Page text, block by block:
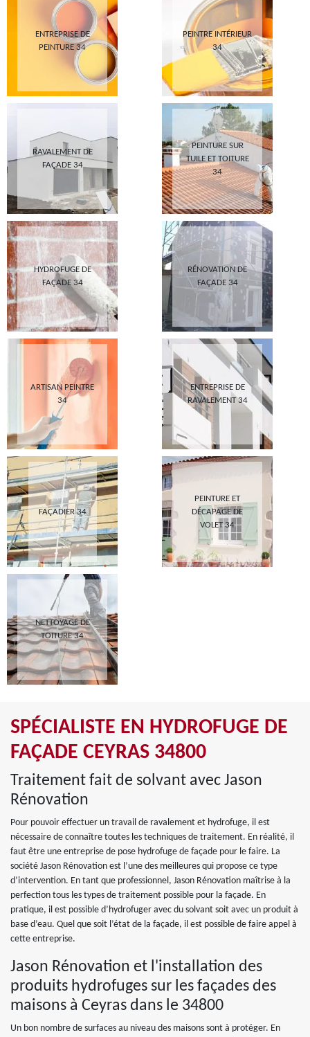
ENTREPRISE DE
PEINTURE 34
PEINTRE INTÉRIEUR
34
RAVALEMENT DE
FAÇADE 34
PEINTURE SUR
TUILE ET TOITURE
34
HYDROFUGE DE
FAÇADE 34
RÉNOVATION DE
FAÇADE 34
ARTISAN PEINTRE
34
ENTREPRISE DE
RAVALEMENT 34
FAÇADIER 34
PEINTURE ET
DÉCAPAGE DE
VOLET 34
NETTOYAGE DE
TOITURE 34
SPÉCIALISTE EN HYDROFUGE DE
FAÇADE CEYRAS 34800
Traitement fait de solvant avec Jason
Rénovation
Pour pouvoir effectuer un travail de ravalement et hydrofuge, il est
nécessaire de connaître toutes les techniques de traitement. En réalité, il
faut être une entreprise de pose hydrofuge de façade pour le faire. La
société Jason Rénovation est l’une des meilleures qui propose ce type
d’intervention. En tant que professionnel, Jason Rénovation maîtrise à la
perfection tous les types de traitement possible pour la façade. En
pratique, il est possible d’hydrofuger avec du solvant soit avec un produit à
base d’eau. Quel que soit l’état de la façade, il est possible de faire appel à
cette entreprise.
Jason Rénovation et l'installation des
produits hydrofuges sur les façades des
maisons à Ceyras dans le 34800
Un bon nombre de surfaces au niveau des maisons sont à protéger. En